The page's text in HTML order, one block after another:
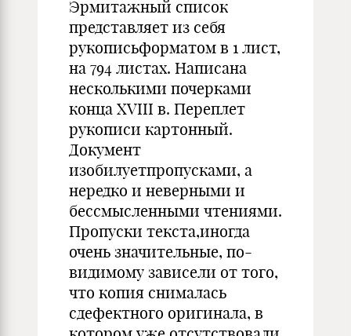
Эрмитажный список
представляет из себя
рукописьформатом в 1 лист,
на 794 листах. Написана
несколькими почерками
конца XVIII в. Переплет
рукописи картонный.
Документ
изобилуетпропусками, а
нередко и неверными и
бессмысленными чтениями.
Пропуски текста,иногда
очень значительные, по-
видимому зависели от того,
что копия снималась
сдефектного оригинала, в